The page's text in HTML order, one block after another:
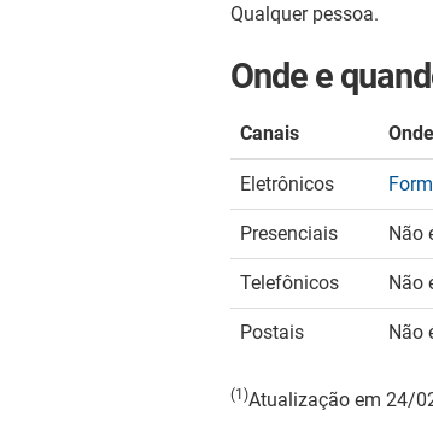
Qualquer pessoa.
Onde e
Canais Onde
Eletrônicos
Presenciais Não
Telefônicos Não
Postais Não
(1)Atualização em 24/